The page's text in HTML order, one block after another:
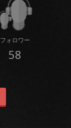
フォロワー
58